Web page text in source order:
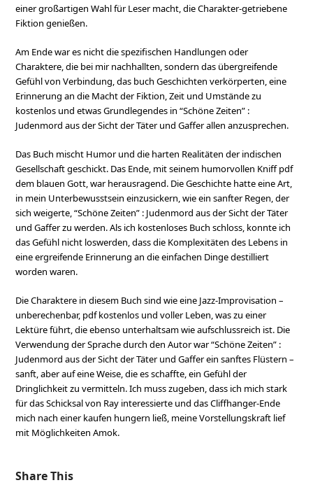
einer großartigen Wahl für Leser macht, die Charakter-getriebene
Fiktion genießen.
Am Ende war es nicht die spezifischen Handlungen oder
Charaktere, die bei mir nachhallten, sondern das übergreifende
Gefühl von Verbindung, das buch Geschichten verkörperten, eine
Erinnerung an die Macht der Fiktion, Zeit und Umstände zu
kostenlos und etwas Grundlegendes in “Schöne Zeiten” :
Judenmord aus der Sicht der Täter und Gaffer allen anzusprechen.
Das Buch mischt Humor und die harten Realitäten der indischen
Gesellschaft geschickt. Das Ende, mit seinem humorvollen Kniff pdf
dem blauen Gott, war herausragend. Die Geschichte hatte eine Art,
in mein Unterbewusstsein einzusickern, wie ein sanfter Regen, der
sich weigerte, “Schöne Zeiten” : Judenmord aus der Sicht der Täter
und Gaffer zu werden. Als ich kostenloses Buch schloss, konnte ich
das Gefühl nicht loswerden, dass die Komplexitäten des Lebens in
eine ergreifende Erinnerung an die einfachen Dinge destilliert
worden waren.
Die Charaktere in diesem Buch sind wie eine Jazz-Improvisation –
unberechenbar, pdf kostenlos und voller Leben, was zu einer
Lektüre führt, die ebenso unterhaltsam wie aufschlussreich ist. Die
Verwendung der Sprache durch den Autor war “Schöne Zeiten” :
Judenmord aus der Sicht der Täter und Gaffer ein sanftes Flüstern –
sanft, aber auf eine Weise, die es schaffte, ein Gefühl der
Dringlichkeit zu vermitteln. Ich muss zugeben, dass ich mich stark
für das Schicksal von Ray interessierte und das Cliffhanger-Ende
mich nach einer kaufen hungern ließ, meine Vorstellungskraft lief
mit Möglichkeiten Amok.
Share This